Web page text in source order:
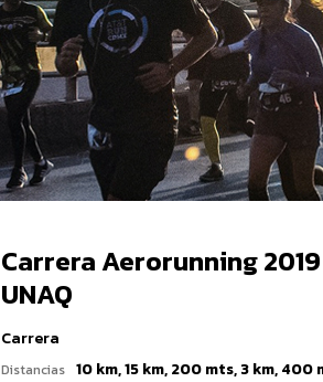
Carrera Aerorunning 2019
UNAQ
Carrera
Distancias